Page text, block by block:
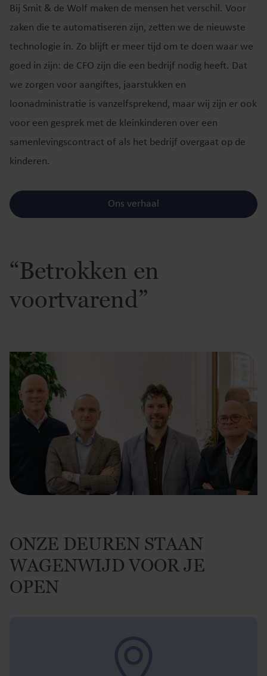
Bij Smit & de Wolf maken de mensen het verschil. Voor
zaken die te automatiseren zijn, zetten we de nieuwste
technologie in. Zo blijft er meer tijd om te doen waar we
goed in zijn: de CFO zijn die een bedrijf nodig heeft. Dat
we zorgen voor aangiftes, jaarstukken en
loonadministratie is vanzelfsprekend, maar wij zijn er ook
voor een gesprek met de kleinkinderen over een
samenlevingscontract of als het bedrijf overgaat op de
kinderen.
Ons verhaal
“Betrokken en
voortvarend”
ONZE DEUREN STAAN
WAGENWIJD VOOR JE
OPEN